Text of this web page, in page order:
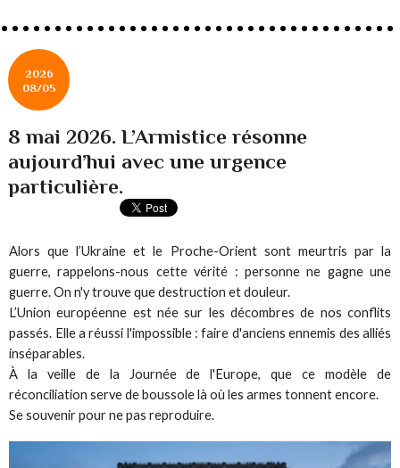
2026
08/05
8 mai 2026. L’Armistice résonne
aujourd’hui avec une urgence
particulière.
Alors que l’Ukraine et le Proche-Orient sont meurtris par la
guerre, rappelons-nous cette vérité : personne ne gagne une
guerre. On n'y trouve que destruction et douleur.
L’Union européenne est née sur les décombres de nos conflits
passés. Elle a réussi l'impossible : faire d'anciens ennemis des alliés
inséparables.
À la veille de la Journée de l'Europe, que ce modèle de
réconciliation serve de boussole là où les armes tonnent encore.
Se souvenir pour ne pas reproduire.